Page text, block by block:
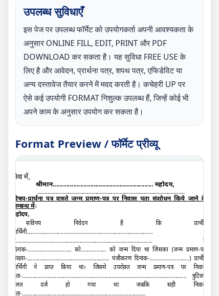
उपलब्ध सुविधाएँ
इस पेज पर उपलब्ध फॉर्मेट को उपयोगकर्ता अपनी आवश्यकता के
अनुसार ONLINE FILL, EDIT, PRINT और PDF
DOWNLOAD कर सकता है। यह सुविधा FREE USE के
लिए है और आवेदन, प्रार्थना पत्र, शपथ पत्र, एफिडेविट या
अन्य दस्तावेज तैयार करने में मदद करती है। कचेहरी UP पर
ऐसे कई उपयोगी FORMAT निशुल्क उपलब्ध हैं, जिन्हें कोई भी
अपने काम के अनुसार उपयोग कर सकता है।
Format Preview / फॉर्मेट प्रीव्यू
सेवा में,
श्रीमान........................................................... महोदय,
........................................................................................................
विषय-प्रार्थना पत्र वास्ते जन्म प्रमाण-पत्र पर निवास पता संशोधन किये जाने के
सम्बन्ध में।
महोदय,
सविनय निवेदन है कि प्रार्थी/
प्रार्थिनी.........................................................................................
ने................................................................................................में
दिनांक-............................... को.................. को जन्म दिया था जिसका (जन्म प्रमाण-पत्र
संख्या-..........................................................पंजीकरण दिनांक-............................) प्रार्थी/
प्रार्थिनी ने प्राप्त किया था। जिसमे उपरोक्त जन्म प्रमाण-पत्र पर निवास
पता-....................................................................................................................त्रुटिवश
गलत दर्ज हो गया था जबकि सही निवास
पता-.......................................................................................